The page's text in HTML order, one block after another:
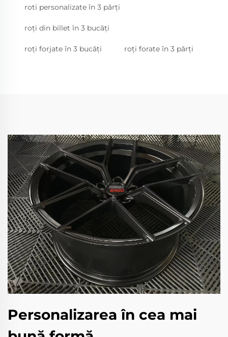
roti personalizate în 3 părți
roți din billet în 3 bucăți
roți forjate în 3 bucăți roți forate în 3 părți
Personalizarea în cea mai